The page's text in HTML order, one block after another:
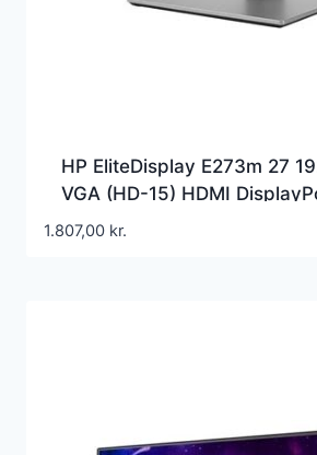
HP EliteDisplay E273m 27
VGA (HD-15) HDMI
60Hz Pivot Skærm
1.807,00 kr.